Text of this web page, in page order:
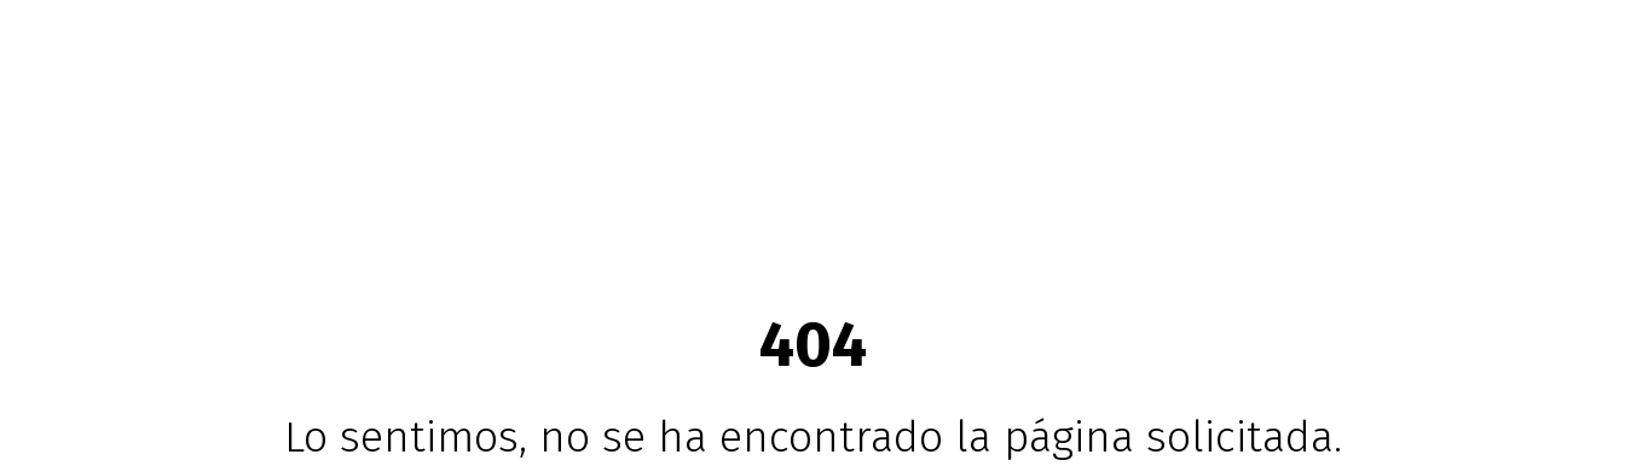
404
Lo sentimos, no se ha encontrado la página solicitada.